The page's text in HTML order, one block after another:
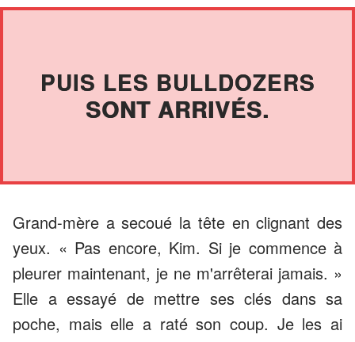
PUIS LES BULLDOZERS
SONT ARRIVÉS.
Grand-mère a secoué la tête en clignant des
yeux. « Pas encore, Kim. Si je commence à
pleurer maintenant, je ne m'arrêterai jamais. »
Elle a essayé de mettre ses clés dans sa
poche, mais elle a raté son coup. Je les ai